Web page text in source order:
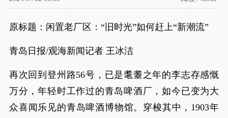
原标题：闲置老厂区：“旧时光”如何赶上“新潮流”
青岛日报/观海新闻记者 王冰洁
再次回到登州路56号，已是耄耋之年的李志存感慨
万分，年轻时工作过的青岛啤酒厂，如今已变为大
众喜闻乐见的青岛啤酒博物馆。穿梭其中，1903年